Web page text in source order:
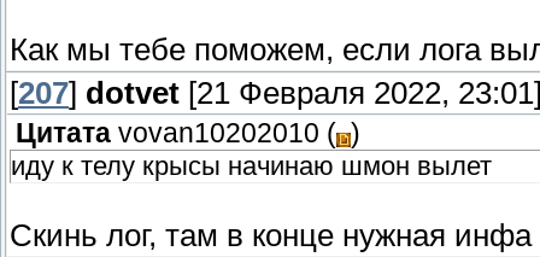
Как мы тебе поможем, если лога
[207] dotvet [21 Февраля 2022,
Цитата vovan10202010 ( )
иду к телу крысы начинаю шмон вылет
Скинь лог, там в конце нужная